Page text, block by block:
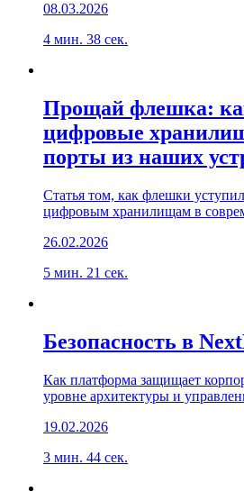
08.03.2026
4 мин. 38 сек.
Прощай флешка:
цифровые
порты из наших
Статья том, как флешки
цифровым хранилищам в
26.02.2026
5 мин. 21 сек.
Безопасность в
Как платформа защищает
уровне архитектуры и
19.02.2026
3 мин. 44 сек.